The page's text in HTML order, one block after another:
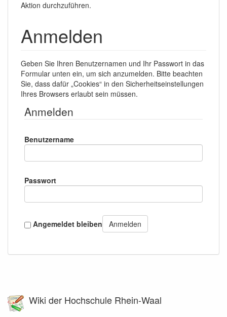
Aktion durchzuführen.
Anmelden
Geben Sie Ihren Benutzernamen und Ihr Passwort in das
Formular unten ein, um sich anzumelden. Bitte beachten
Sie, dass dafür „Cookies“ in den Sicherheitseinstellungen
Ihres Browsers erlaubt sein müssen.
Anmelden
Benutzername
Passwort
Angemeldet bleiben Anmelden
Wiki der Hochschule Rhein-Waal